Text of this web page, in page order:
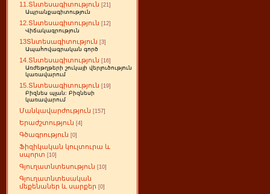
11.Տնտեսագիտություն [21]
Ապրանքագիտություն
12.Տնտեսագիտություն [12]
Վիճակագրություն
13Տնտեսագիտություն [3]
Ապահովագրական գործ
14.Տնտեսագիտություն [16]
Առժեթղթերի շուկայի վերլուծություն
կառավարում
15.Տնտեսագիտություն [19]
Բիզնես պլան: Բիզնեսի
կառավարում
Մանկավարժություն [157]
Երաժշտություն [4]
Գծագրություն [0]
Ֆիզիկական կուլտուրա և
սպորտ [10]
Գյուղատնտեսություն [10]
Գյուղատնտեսական
մեքենաներ և սարքեր [0]